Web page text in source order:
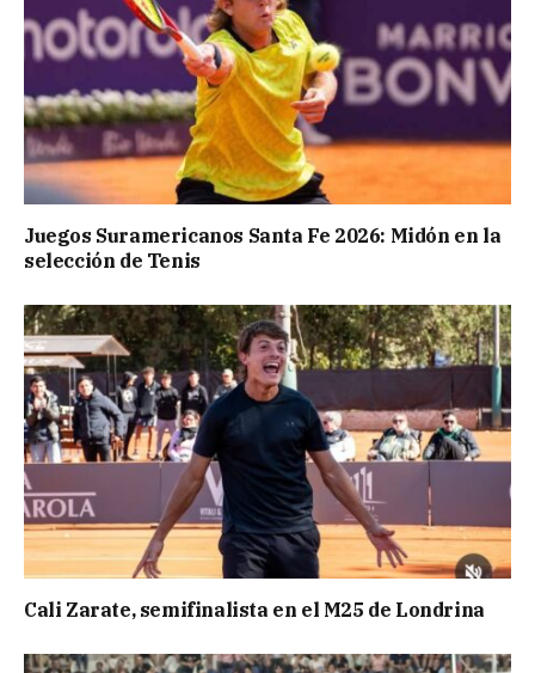
Juegos Suramericanos Santa Fe 2026: Midón en la
selección de Tenis
Cali Zarate, semifinalista en el M25 de Londrina